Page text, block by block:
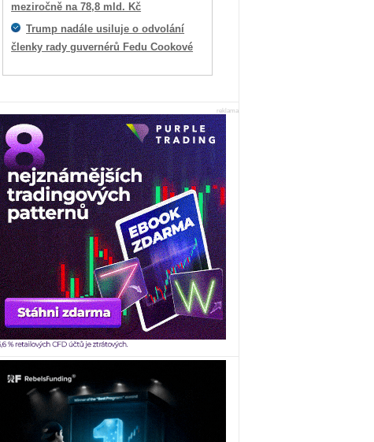
meziročně na 78,8 mld. Kč
Trump nadále usiluje o odvolání
členky rady guvernérů Fedu Cookové
reklama